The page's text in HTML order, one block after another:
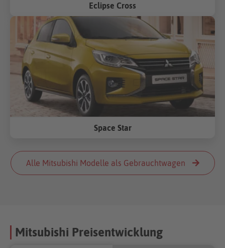
Eclipse Cross
Space Star
Alle Mitsubishi Modelle als Gebrauchtwagen
Mitsubishi Preisentwicklung